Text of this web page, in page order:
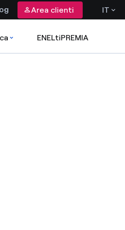
Area clienti IT
ENELtiPREMIA